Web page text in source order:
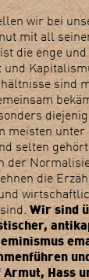
wir bei
mit all
die enge
und
sind
meisten
selten
der
die
Wir sind
Hass